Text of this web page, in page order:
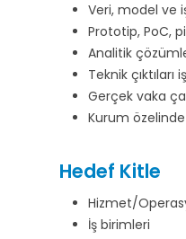
Veri, model ve
Prototip, PoC,
Analitik
Teknik
Gerçek vaka
Kurum
Hedef Kitle
Hizmet/
İş birimleri